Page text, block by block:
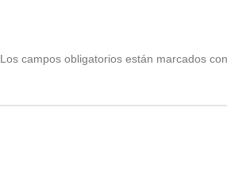
Los campos obligatorios están marcados con